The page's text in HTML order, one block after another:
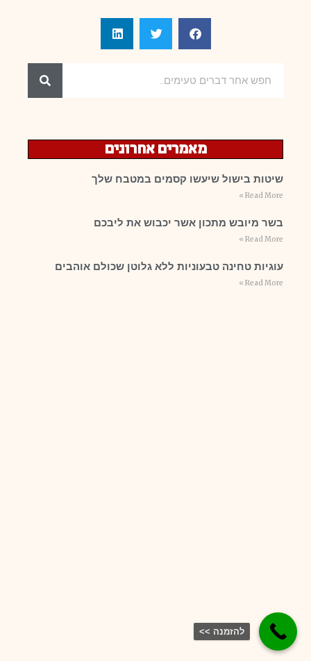
מאמרים אחרונים
שיטות בישול שיעשו קסמים במטבח שלך
Read More »
בשר מיובש מתכון אשר יכבוש את ליבכם
Read More »
עוגיות טחינה טבעוניות ללא גלוטן שכולם אוהבים
Read More »
להזמנה >>